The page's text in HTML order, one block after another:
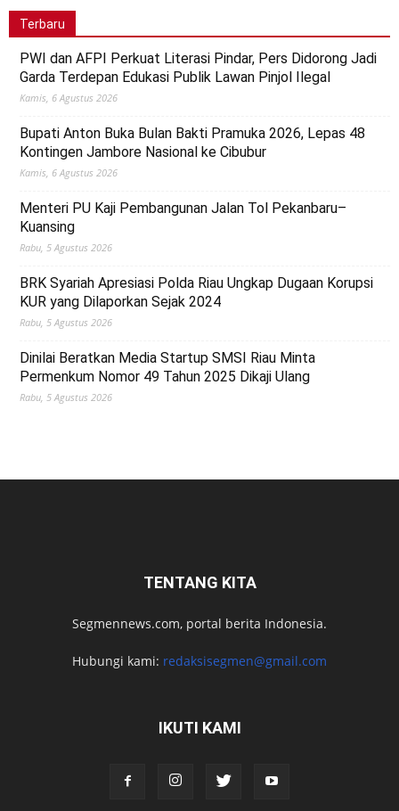
Terbaru
PWI dan AFPI Perkuat Literasi Pindar, Pers Didorong Jadi
Garda Terdepan Edukasi Publik Lawan Pinjol Ilegal
Kamis, 6 Agustus 2026
Bupati Anton Buka Bulan Bakti Pramuka 2026, Lepas 48
Kontingen Jambore Nasional ke Cibubur
Kamis, 6 Agustus 2026
Menteri PU Kaji Pembangunan Jalan Tol Pekanbaru–
Kuansing
Rabu, 5 Agustus 2026
BRK Syariah Apresiasi Polda Riau Ungkap Dugaan Korupsi
KUR yang Dilaporkan Sejak 2024
Rabu, 5 Agustus 2026
Dinilai Beratkan Media Startup SMSI Riau Minta
Permenkum Nomor 49 Tahun 2025 Dikaji Ulang
Rabu, 5 Agustus 2026
TENTANG KITA
Segmennews.com, portal berita Indonesia.
Hubungi kami: redaksisegmen@gmail.com
IKUTI KAMI